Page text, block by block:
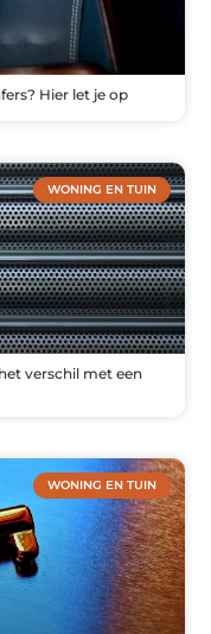
Hier let je op
WONING EN TUIN
verschil met een
WONING EN TUIN